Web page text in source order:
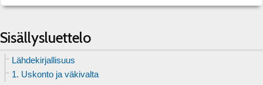
Sisällysluettelo
Lähdekirjallisuus
1. Uskonto ja väkivalta